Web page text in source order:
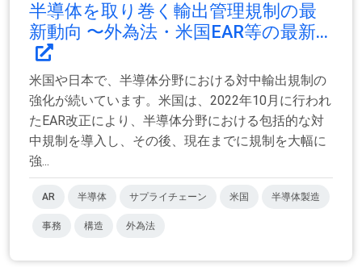
半導体を取り巻く輸出管理規制の最
新動向 〜外為法・米国EAR等の最新...
米国や日本で、半導体分野における対中輸出規制の
強化が続いています。米国は、2022年10月に行われ
たEAR改正により、半導体分野における包括的な対
中規制を導入し、その後、現在までに規制を大幅に
強...
AR 半導体 サプライチェーン 米国 半導体製造
事務 構造 外為法